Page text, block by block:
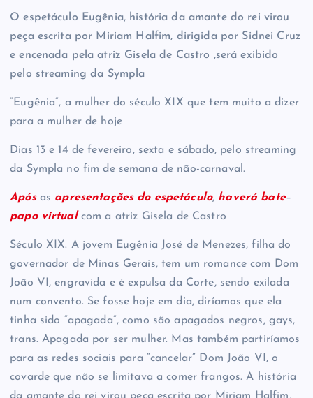
O espetáculo Eugênia, história da amante do rei virou
peça escrita por Miriam Halfim, dirigida por Sidnei Cruz
e encenada pela atriz Gisela de Castro ,será exibido
pelo streaming da Sympla
“Eugênia”, a mulher do século XIX que tem muito a dizer
para a mulher de hoje
Dias 13 e 14 de fevereiro, sexta e sábado, pelo streaming
da Sympla no fim de semana de não-carnaval.
Apósas apresentações do espetáculo, haverá bate–
papo virtual com a atriz Gisela de Castro
Século XIX. A jovem Eugênia José de Menezes, filha do
governador de Minas Gerais, tem um romance com Dom
João VI, engravida e é expulsa da Corte, sendo exilada
num convento. Se fosse hoje em dia, diríamos que ela
tinha sido “apagada”, como são apagados negros, gays,
trans. Apagada por ser mulher. Mas também partiríamos
para as redes sociais para “cancelar” Dom João VI, o
covarde que não se limitava a comer frangos. A história